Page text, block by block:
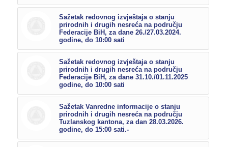
Sažetak redovnog izvještaja o stanju
prirodnih i drugih nesreća na području
Federacije BiH, za dane 26./27.03.2024.
godine, do 10:00 sati
Sažetak redovnog izvještaja o stanju
prirodnih i drugih nesreća na području
Federacije BiH, za dane 31.10./01.11.2025
godine, do 10:00 sati
Sažetak Vanredne informacije o stanju
prirodnih i drugih nesreća na području
Tuzlanskog kantona, za dan 28.03.2026.
godine, do 15:00 sati.-